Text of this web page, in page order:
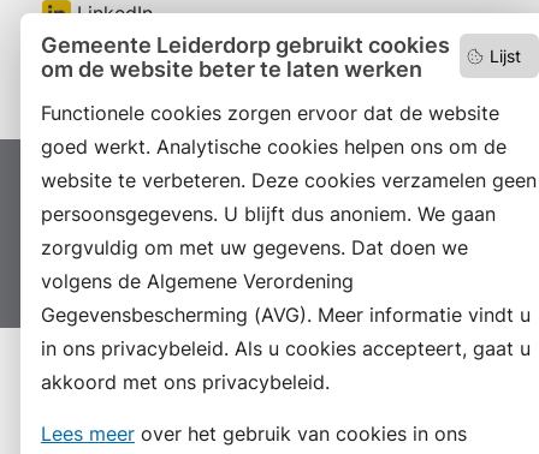
Lijst
Gemeente Leiderdorp gebruikt cookies
om de website beter te laten werken
Functionele cookies zorgen ervoor dat de website
goed werkt. Analytische cookies helpen ons om de
website te verbeteren. Deze cookies verzamelen geen
persoonsgegevens. U blijft dus anoniem. We gaan
zorgvuldig om met uw gegevens. Dat doen we
volgens de Algemene Verordening
Gegevensbescherming (AVG). Meer informatie vindt u
in ons privacybeleid. Als u cookies accepteert, gaat u
akkoord met ons privacybeleid.
Lees meer over het gebruik van cookies in ons
LinkedIn
Instagram
Proclaimer Colofon
Toegankelijkheid
Sitemap
Privacyverklaring
Suggesties
Archief Vacatures